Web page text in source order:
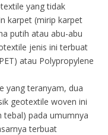
yang tidak
karpet (mirip karpet
putih atau abu-abu
jenis ini terbuat
atau Polypropylene
yang teranyam, dua
geotextile woven ini
tebal) pada umumnya
terbuat